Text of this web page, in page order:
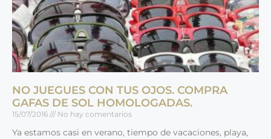
NO JUEGUES CON TUS OJOS. COMPRA
GAFAS DE SOL HOMOLOGADAS.
15/07/2016 No hay comentarios
Ya estamos casi en verano, tiempo de vacaciones, playa,